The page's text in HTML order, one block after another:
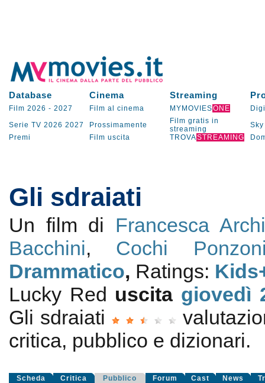
Database Cinema Streaming
Film 2026 - 2027 Film al cinema MYMOVIESONE
Serie TV 2026 2027 Prossimamente
Film gratis in
streaming
Sky
Premi
Film uscita TROVASTREAMING
Gli sdraiati
Un film di Francesca
Bacchini, Cochi
Drammatico, Ratings:
Lucky Red uscita giovedì
Gli sdraiati
critica, pubblico e dizionari.
Scheda Critica Pubblico Forum Cast News